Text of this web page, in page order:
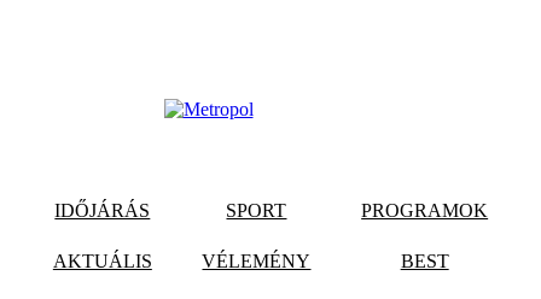
IDŐJÁRÁS SPORT PROGRAMOK
AKTUÁLIS VÉLEMÉNY BEST